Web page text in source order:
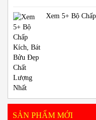
Xem 5+ Bộ
SẢN PHẨM MỚI